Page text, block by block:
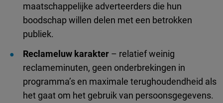
maatschappelijke adverteerders die hun
boodschap willen delen met een betrokken
publiek.
Reclameluw karakter – relatief weinig
reclameminuten, geen onderbrekingen in
programma’s en maximale terughoudendheid als
het gaat om het gebruik van persoonsgegevens.